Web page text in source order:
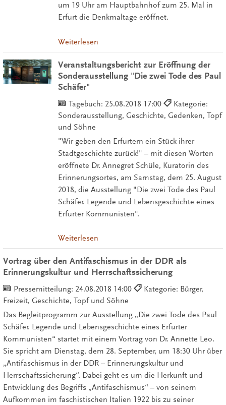
um 19 Uhr am Hauptbahnhof zum 25. Mal in
Erfurt die Denkmaltage eröffnet.
Weiterlesen
Veranstaltungsbericht zur Eröffnung der
Sonderausstellung "Die zwei Tode des Paul
Schäfer"
Tagebuch: 25.08.2018 17:00
Kategorie:
Sonderausstellung, Geschichte, Gedenken, Topf
und Söhne
"Wir geben den Erfurtern ein Stück ihrer
Stadtgeschichte zurück!" – mit diesen Worten
eröffnete Dr. Annegret Schüle, Kuratorin des
Erinnerungsortes, am Samstag, dem 25. August
2018, die Ausstellung "Die zwei Tode des Paul
Schäfer. Legende und Lebensgeschichte eines
Erfurter Kommunisten".
Weiterlesen
Vortrag über den Antifaschismus in der DDR als
Erinnerungskultur und Herrschaftssicherung
Pressemitteilung: 24.08.2018 14:00
Kategorie: Bürger,
Freizeit, Geschichte, Topf und Söhne
Das Begleitprogramm zur Ausstellung „Die zwei Tode des Paul
Schäfer. Legende und Lebensgeschichte eines Erfurter
Kommunisten“ startet mit einem Vortrag von Dr. Annette Leo.
Sie spricht am Dienstag, dem 28. September, um 18:30 Uhr über
„Antifaschismus in der DDR – Erinnerungskultur und
Herrschaftssicherung“. Dabei geht es um die Herkunft und
Entwicklung des Begriffs „Antifaschismus“ – von seinem
Aufkommen im faschistischen Italien 1922 bis zu seiner